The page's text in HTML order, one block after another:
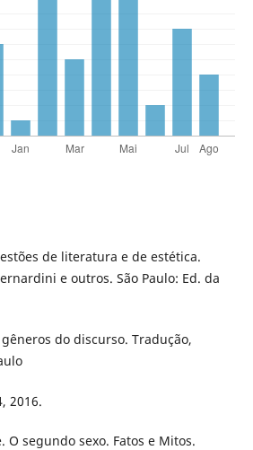
de literatura e de estética.
e outros. São Paulo: Ed. da
do discurso. Tradução,
2016.
O segundo sexo. Fatos e Mitos.